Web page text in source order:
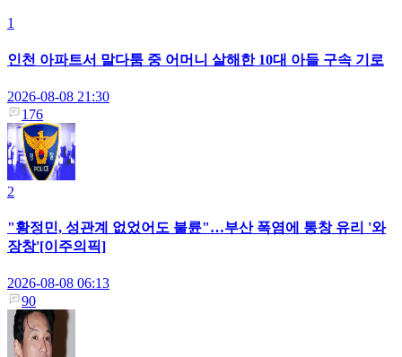
1
인천 아파트서 말다툼 중 어머니 살해한 10대 아들 구속 기로
2026-08-08 21:30
176
2
"황정민, 성관계 없었어도 불륜"…부산 폭염에 통창 유리 '와
장창'[이주의픽]
2026-08-08 06:13
90